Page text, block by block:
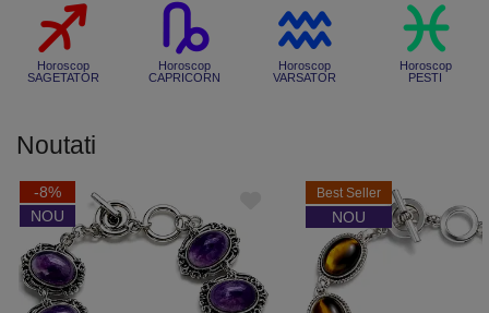
Horoscop
SAGETATOR
Horoscop
CAPRICORN
Horoscop
VARSATOR
Horoscop
PESTI
Noutati
-8%
NOU
Best Seller
NOU